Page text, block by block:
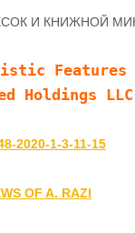
И КНИЖНОЙ
Features
Holdings
2020-1-3-11-15
OF A. RAZI